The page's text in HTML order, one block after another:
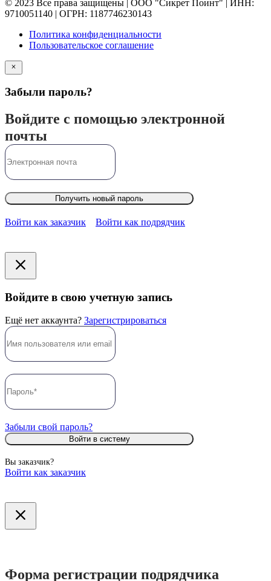
© 2023 Все права защищены | ООО "Сикрет Поинт" | ИНН:
9710051140 | ОГРН: 1187746230143
Политика конфиденциальности
Пользовательское соглашение
Забыли пароль?
Войдите с помощью электронной
почты
Получить новый пароль
Войти как заказчик Войти как подрядчик
Войдите в свою учетную запись
Ещё нет аккаунта? Зарегистрироваться
Забыли свой пароль?
Войти в систему
Вы заказчик?
Войти как заказчик
Форма регистрации подрядчика